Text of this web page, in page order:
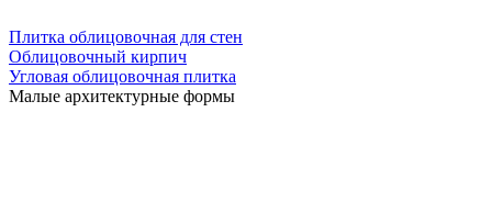
Плитка облицовочная для стен
Облицовочный кирпич
Угловая облицовочная плитка
Малые архитектурные формы